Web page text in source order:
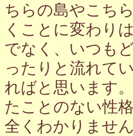
ちらの島やこち
くことに変わり
でなく、いつも
ったりと流れて
ればと思います
たことのない性
全くわかりません